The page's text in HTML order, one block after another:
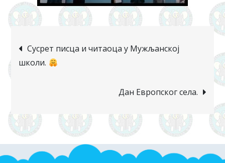
Сусрет писца и читаоца у Мужљанској
школи.
Дан Европског села.